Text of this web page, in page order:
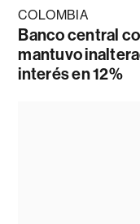
COLOMBIA
Banco central
mantuvo
interés en 12%